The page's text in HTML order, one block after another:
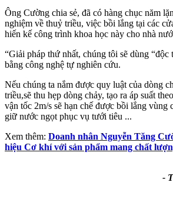
Ông Cường chia sẻ, đã có hàng chục năm
nghiệm về thuỷ triều, việc bồi lắng tại các
hiến kế công trình khoa học này cho nhà
“Giải pháp thứ nhất, chúng tôi sẽ dùng “độc
bằng công nghệ tự nghiên cứu.
Nếu chúng ta nắm được quy luật của dòng
triều,sẽ thu hẹp dòng chảy, tạo ra áp suất
vận tốc 2m/s sẽ hạn chế được bồi lắng vùng
giữ nước ngọt phục vụ tưới tiêu ...
Xem thêm: Doanh nhân Nguyễn Tăng
hiệu Cơ khí với sản phẩm mang chất
-